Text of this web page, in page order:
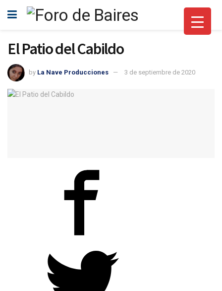
El Patio del Cabildo
by La Nave Producciones 3 de septiembre de 2020